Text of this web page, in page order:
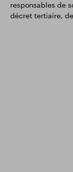
responsables de
décret tertiaire,